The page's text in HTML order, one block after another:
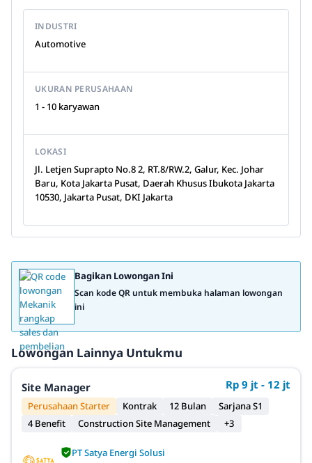
INDUSTRI
Automotive
UKURAN PERUSAHAAN
1 - 10 karyawan
LOKASI
Jl. Letjen Suprapto No.8 2, RT.8/RW.2, Galur, Kec. Johar
Baru, Kota Jakarta Pusat, Daerah Khusus Ibukota Jakarta
10530, Jakarta Pusat, DKI Jakarta
Bagikan Lowongan Ini
Scan kode QR untuk membuka halaman lowongan
ini
Lowongan Lainnya Untukmu
Site Manager Rp 9 jt - 12 jt
Perusahaan Starter Kontrak 12 Bulan
Sarjana S1
4 Benefit
Construction Site Management +3
PT Satya Energi Solusi